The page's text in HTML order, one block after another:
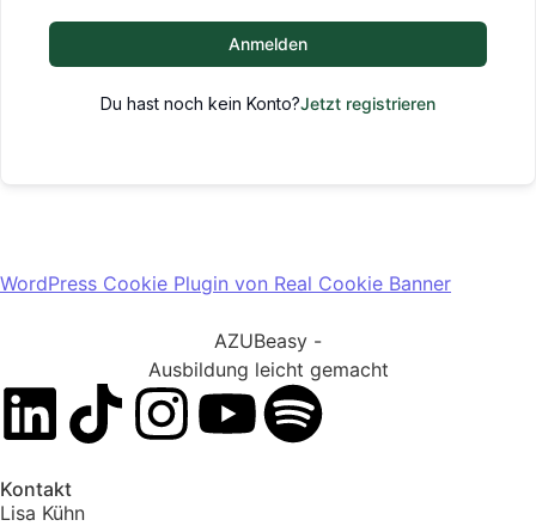
Anmelden
Du hast noch kein Konto?Jetzt registrieren
WordPress Cookie Plugin von Real Cookie Banner
AZUBeasy -
Ausbildung leicht gemacht
Kontakt
Lisa Kühn